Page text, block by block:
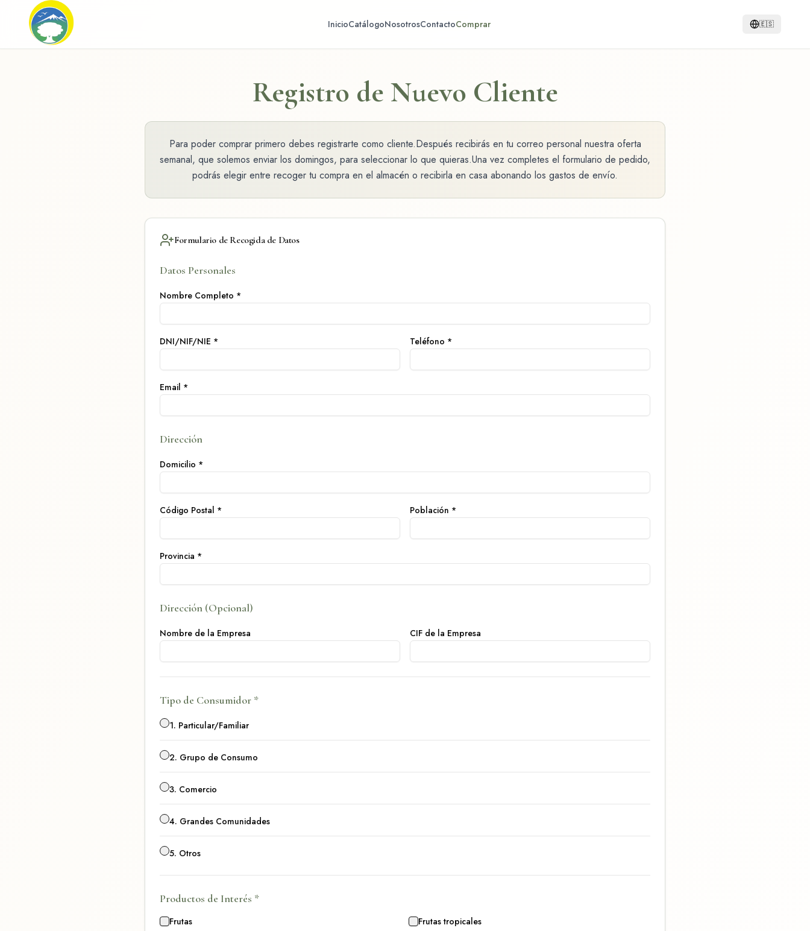
InicioCatálogoNosotrosContactoComprar 🇪🇸
Registro de Nuevo Cliente
Para poder comprar primero debes registrarte como cliente. ​ Después recibirás en tu correo personal nuestra oferta
semanal, que solemos enviar los domingos, para seleccionar lo que quieras. ​ Una vez completes el formulario de pedido,
podrás elegir entre recoger tu compra en el almacén o recibirla en casa abonando los gastos de envío.
Formulario de Recogida de Datos
Datos Personales
Nombre Completo *
DNI/NIF/NIE * Teléfono *
Email *
Dirección
Domicilio *
Código Postal * Población *
Provincia *
Dirección (Opcional)
Nombre de la Empresa CIF de la Empresa
Tipo de Consumidor *
1. Particular/Familiar
2. Grupo de Consumo
3. Comercio
4. Grandes Comunidades
5. Otros
Productos de Interés *
Frutas
Frutas tropicales